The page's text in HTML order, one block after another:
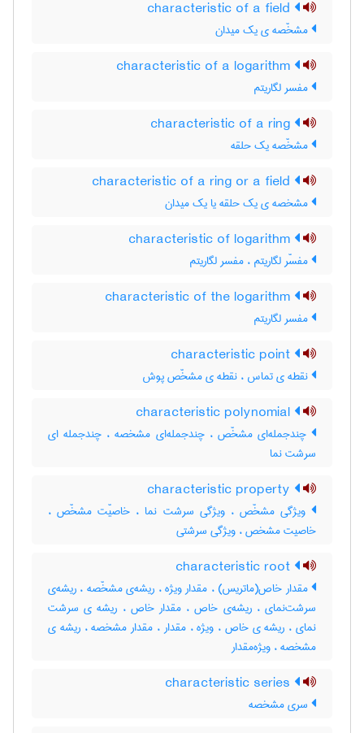
مشخّصه ی یک میدان
مفسر لگاریتم
مشخّصه یک حلقه
مشخصه ی یک حلقه یا یک میدان
مفسّر لگاریتم ، مفسر لگاریتم
مفسر لگاریتم
نقطه ی تماس ، نقطه ی مشخّص پوش
چندجمله‌ای مشخّص ، چندجمله‌ای مشخصه ، چندجمله ای
سرشت نما
ویژگی مشخّص ، ویژگی سرشت نما ، خاصیّت مشخّص ،
خاصیت مشخص ، ویژگی سرشتی
مقدار خاص(ماتریس) ، مقدار ویژه ، ریشه‌ی مشخّصه ، ریشه‌ی
سرشت‌نمای ، ریشه‌ی خاص ، مقدار خاص ، ریشه ی سرشت
نمای ، ریشه ی خاص ، ویژه ، مقدار ، مقدار مشخصه ، ریشه ی
مشخصه ، ویژه‌مقدار
سری مشخصه